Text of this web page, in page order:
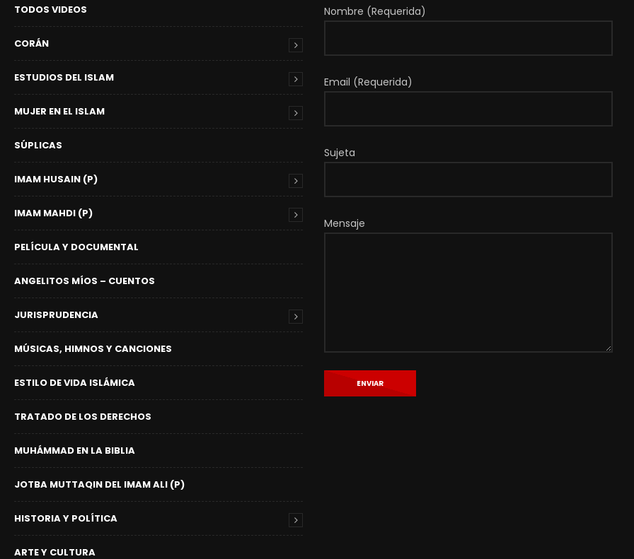
TODOS VIDEOS
CORÁN
ESTUDIOS DEL ISLAM
MUJER EN EL ISLAM
SÚPLICAS
IMAM HUSAIN (P)
IMAM MAHDI (P)
PELÍCULA Y DOCUMENTAL
ANGELITOS MÍOS – CUENTOS
JURISPRUDENCIA
MÚSICAS, HIMNOS Y CANCIONES
ESTILO DE VIDA ISLÁMICA
TRATADO DE LOS DERECHOS
MUHÁMMAD EN LA BIBLIA
JOTBA MUTTAQIN DEL IMAM ALI (P)
HISTORIA Y POLÍTICA
ARTE Y CULTURA
Nombre (Requerida)
Email (Requerida)
Sujeta
Mensaje